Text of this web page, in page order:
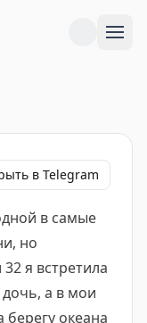
в Telegram
в самые
но
я встретила
а в мои
океана